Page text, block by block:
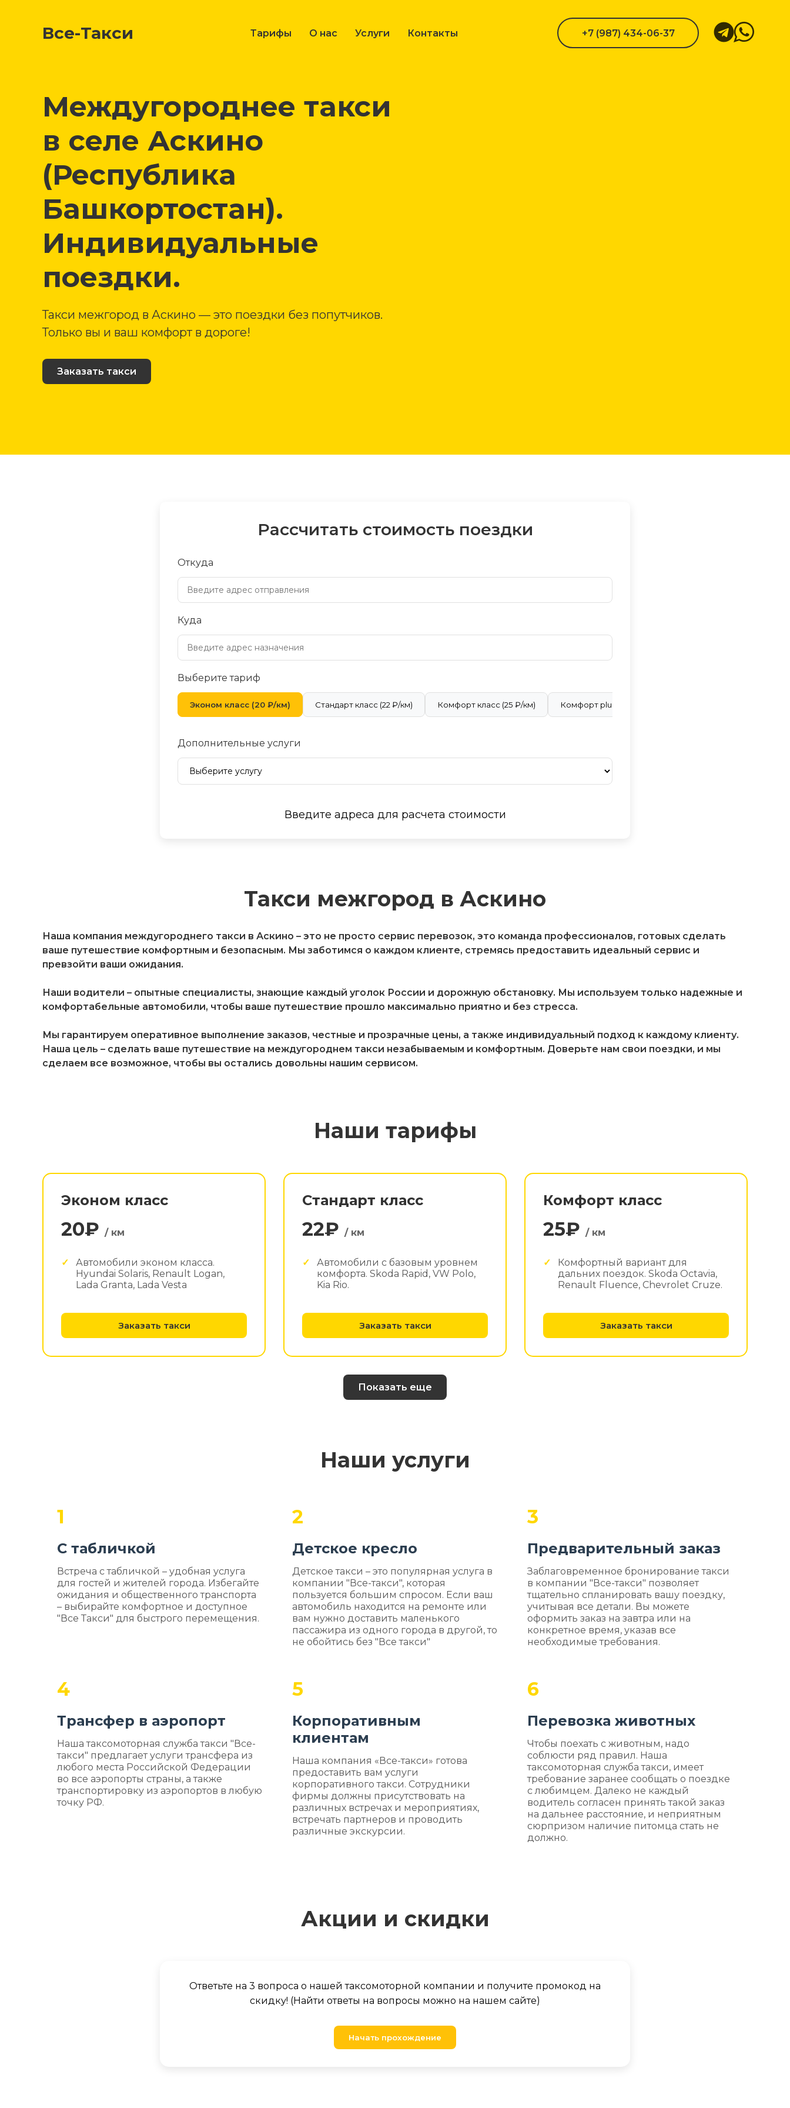
Все-Такси Тарифы О нас Услуги Контакты +7 (987) 434-06-37
Междугороднее такси
в селе Аскино
(Республика
Башкортостан).
Индивидуальные
поездки.
Такси межгород в Аскино — это поездки без попутчиков.
Только вы и ваш комфорт в дороге!
Заказать такси
Рассчитать стоимость поездки
Откуда
Куда
Выберите тариф
Эконом класс (20 ₽/км) Стандарт класс (22 ₽/км) Комфорт класс (25 ₽/км) Комфорт plus (28 ₽/км)
Дополнительные услуги
Введите адреса для расчета стоимости
Такси межгород в Аскино
Наша компания междугороднего такси в Аскино – это не просто сервис перевозок, это команда профессионалов, готовых сделать
ваше путешествие комфортным и безопасным. Мы заботимся о каждом клиенте, стремясь предоставить идеальный сервис и
превзойти ваши ожидания.
Наши водители – опытные специалисты, знающие каждый уголок России и дорожную обстановку. Мы используем только надежные и
комфортабельные автомобили, чтобы ваше путешествие прошло максимально приятно и без стресса.
Мы гарантируем оперативное выполнение заказов, честные и прозрачные цены, а также индивидуальный подход к каждому клиенту.
Наша цель – сделать ваше путешествие на междугороднем такси незабываемым и комфортным. Доверьте нам свои поездки, и мы
сделаем все возможное, чтобы вы остались довольны нашим сервисом.
Наши тарифы
Эконом класс
20₽ / км
Автомобили эконом класса.
Hyundai Solaris, Renault Logan,
Lada Granta, Lada Vesta
Заказать такси
Стандарт класс
22₽ / км
Автомобили с базовым уровнем
комфорта. Skoda Rapid, VW Polo,
Kia Rio.
Заказать такси
Комфорт класс
25₽ / км
Комфортный вариант для
дальних поездок. Skoda Octavia,
Renault Fluence, Chevrolet Cruze.
Заказать такси
Показать еще
Наши услуги
1
С табличкой
Встреча с табличкой – удобная услуга
для гостей и жителей города. Избегайте
ожидания и общественного транспорта
– выбирайте комфортное и доступное
"Все Такси" для быстрого перемещения.
2
Детское кресло
Детское такси – это популярная услуга в
компании "Все-такси", которая
пользуется большим спросом. Если ваш
автомобиль находится на ремонте или
вам нужно доставить маленького
пассажира из одного города в другой, то
не обойтись без "Все такси"
3
Предварительный заказ
Заблаговременное бронирование такси
в компании "Все-такси" позволяет
тщательно спланировать вашу поездку,
учитывая все детали. Вы можете
оформить заказ на завтра или на
конкретное время, указав все
необходимые требования.
4
Трансфер в аэропорт
Наша таксомоторная служба такси "Все-
такси" предлагает услуги трансфера из
любого места Российской Федерации
во все аэропорты страны, а также
транспортировку из аэропортов в любую
точку РФ.
5
Корпоративным
клиентам
Наша компания «Все-такси» готова
предоставить вам услуги
корпоративного такси. Сотрудники
фирмы должны присутствовать на
различных встречах и мероприятиях,
встречать партнеров и проводить
различные экскурсии.
6
Перевозка животных
Чтобы поехать с животным, надо
соблюсти ряд правил. Наша
таксомоторная служба такси, имеет
требование заранее сообщать о поездке
с любимцем. Далеко не каждый
водитель согласен принять такой заказ
на дальнее расстояние, и неприятным
сюрпризом наличие питомца стать не
должно.
Акции и скидки
Ответьте на 3 вопроса о нашей таксомоторной компании и получите промокод на
скидку! (Найти ответы на вопросы можно на нашем сайте)
Начать прохождение